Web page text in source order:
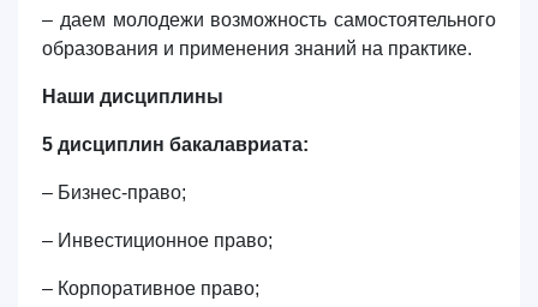
– даем молодежи возможность самостоятельного
образования и применения знаний на практике.
Наши дисциплины
5 дисциплин бакалавриата:
– Бизнес-право;
– Инвестиционное право;
– Корпоративное право;